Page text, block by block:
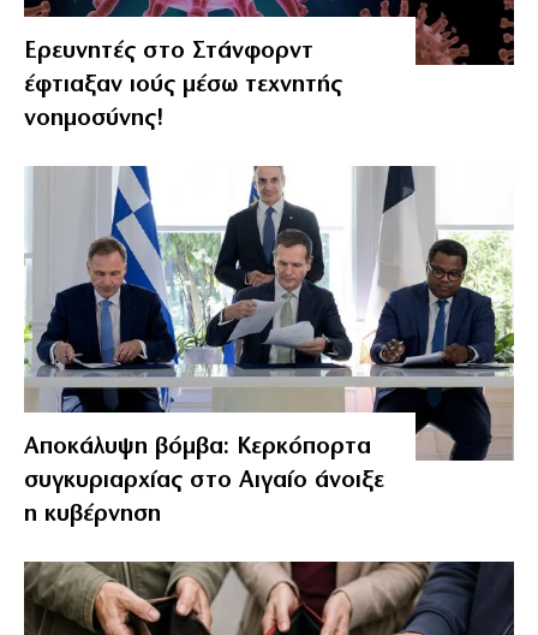
Ερευνητές στο Στάνφορντ
έφτιαξαν ιούς μέσω τεχνητής
νοημοσύνης!
Αποκάλυψη βόμβα: Κερκόπορτα
συγκυριαρχίας στο Αιγαίο άνοιξε
η κυβέρνηση